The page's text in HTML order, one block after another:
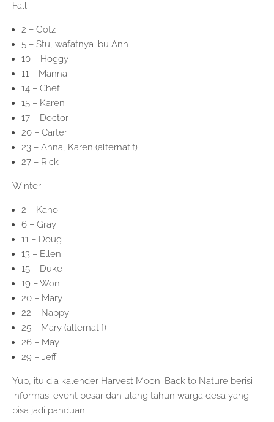
Fall
2 – Gotz
5 – Stu, wafatnya ibu Ann
10 – Hoggy
11 – Manna
14 – Chef
15 – Karen
17 – Doctor
20 – Carter
23 – Anna, Karen (alternatif)
27 – Rick
Winter
2 – Kano
6 – Gray
11 – Doug
13 – Ellen
15 – Duke
19 – Won
20 – Mary
22 – Nappy
25 – Mary (alternatif)
26 – May
29 – Jeff
Yup, itu dia kalender Harvest Moon: Back to Nature berisi
informasi event besar dan ulang tahun warga desa yang
bisa jadi panduan.